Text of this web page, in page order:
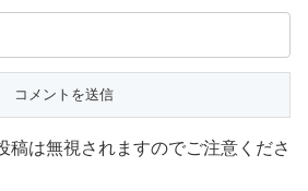
稿は無視されますのでご注意くださ